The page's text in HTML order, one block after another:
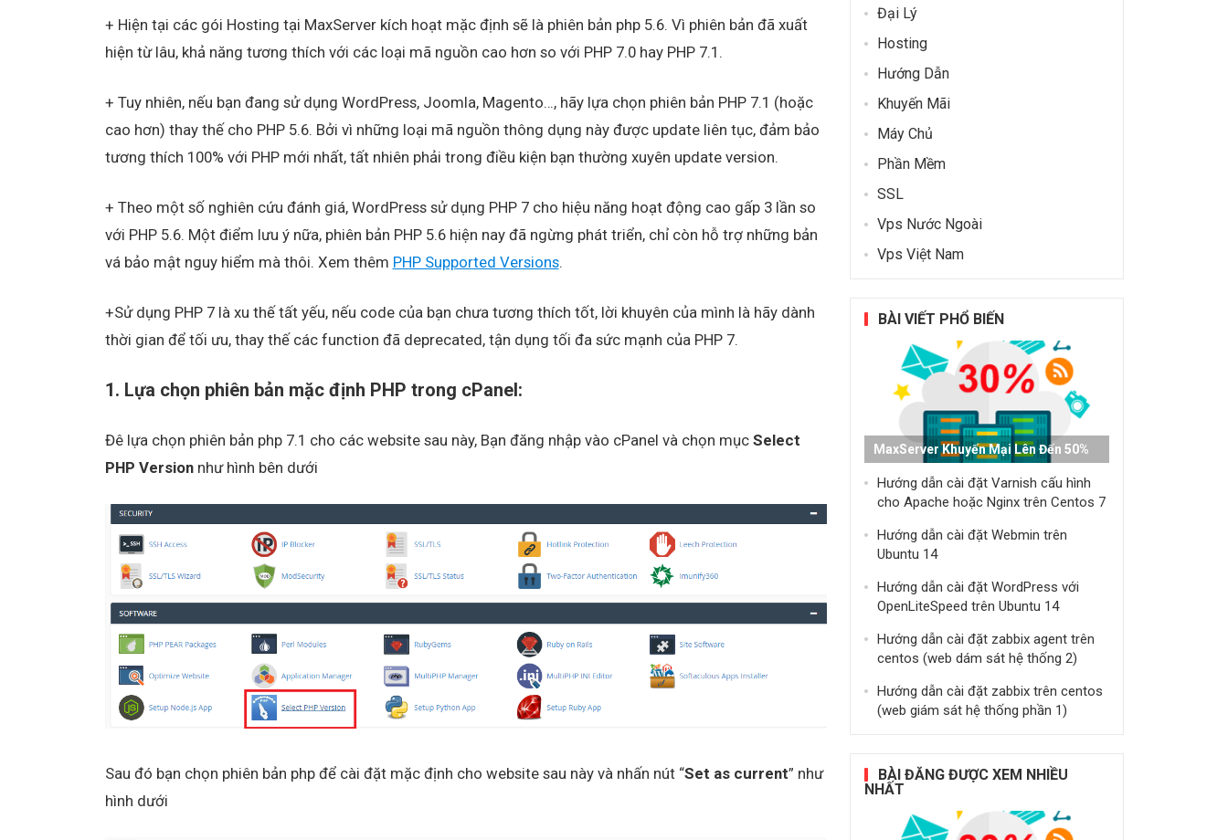
+ Hiện tại các gói Hosting tại MaxServer kích hoạt mặc định sẽ là phiên bản php 5.6. Vì phiên bản đã xuất
hiện từ lâu, khả năng tương thích với các loại mã nguồn cao hơn so với PHP 7.0 hay PHP 7.1.
+ Tuy nhiên, nếu bạn đang sử dụng WordPress, Joomla, Magento…, hãy lựa chọn phiên bản PHP 7.1 (hoặc
cao hơn) thay thế cho PHP 5.6. Bởi vì những loại mã nguồn thông dụng này được update liên tục, đảm bảo
tương thích 100% với PHP mới nhất, tất nhiên phải trong điều kiện bạn thường xuyên update version.
+ Theo một số nghiên cứu đánh giá, WordPress sử dụng PHP 7 cho hiệu năng hoạt động cao gấp 3 lần so
với PHP 5.6. Một điểm lưu ý nữa, phiên bản PHP 5.6 hiện nay đã ngừng phát triển, chỉ còn hỗ trợ những bản
vá bảo mật nguy hiểm mà thôi. Xem thêm PHP Supported Versions.
+Sử dụng PHP 7 là xu thế tất yếu, nếu code của bạn chưa tương thích tốt, lời khuyên của mình là hãy dành
thời gian để tối ưu, thay thế các function đã deprecated, tận dụng tối đa sức mạnh của PHP 7.
1. Lựa chọn phiên bản mặc định PHP trong cPanel:
Đê lựa chọn phiên bản php 7.1 cho các website sau này, Bạn đăng nhập vào cPanel và chọn mục Select
PHP Versionnhư hình bên dưới
Sau đó bạn chọn phiên bản php để cài đặt mặc định cho website sau này và nhấn nút “Set as current” như
hình dưới
Đại Lý
Hosting
Hướng Dẫn
Khuyến Mãi
Máy Chủ
Phần Mềm
SSL
Vps Nước Ngoài
Vps Việt Nam
BÀI VIẾT PHỔ BIẾN
MaxServer Khuyến Mại Lên Đến 50%
Hướng dẫn cài đặt Varnish cấu hình
cho Apache hoặc Nginx trên Centos 7
Hướng dẫn cài đặt Webmin trên
Ubuntu 14
Hướng dẫn cài đặt WordPress với
OpenLiteSpeed trên Ubuntu 14
Hướng dẫn cài đặt zabbix agent trên
centos (web dám sát hệ thống 2)
Hướng dẫn cài đặt zabbix trên centos
(web giám sát hệ thống phần 1)
BÀI ĐĂNG ĐƯỢC XEM NHIỀU
NHẤT